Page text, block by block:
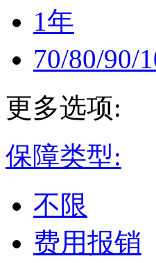
1年
70/80/90/
更多选项:
保障类型:
不限
费用报销